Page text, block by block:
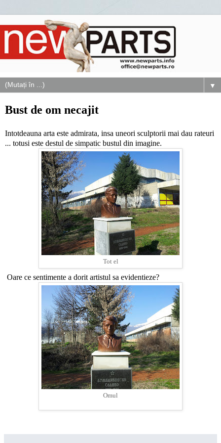
▼
Bust de om necajit
Intotdeauna arta este admirata, insa uneori sculptorii mai dau rateuri
... totusi este destul de simpatic bustul din imagine.
Tot el
Oare ce sentimente a dorit artistul sa evidentieze?
Omul